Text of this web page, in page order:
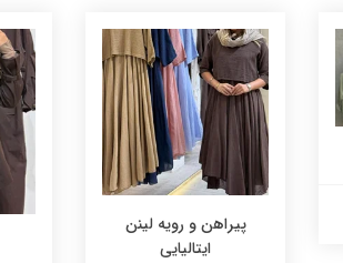
پیراهن و رویه لینن
ایتالیایی